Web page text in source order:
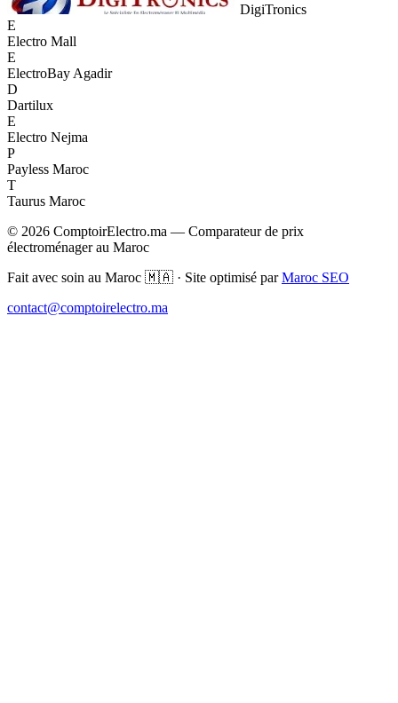
DigiTronics
E
Electro Mall
E
ElectroBay Agadir
D
Dartilux
E
Electro Nejma
P
Payless Maroc
T
Taurus Maroc
© 2026 ComptoirElectro.ma — Comparateur de prix
électroménager au Maroc
Fait avec soin au Maroc 🇲🇦 · Site optimisé parMaroc SEO
contact@comptoirelectro.ma